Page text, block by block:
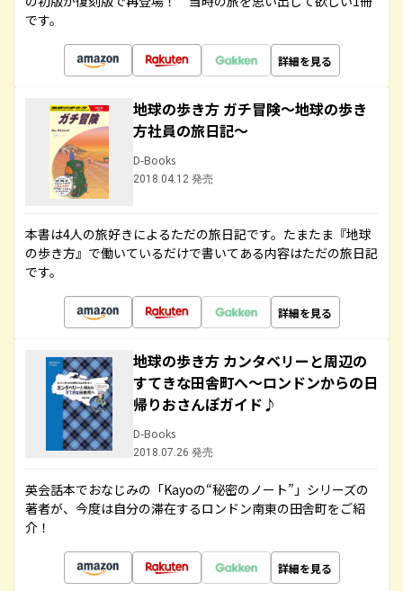
です。
詳細を見る
地球の歩き方 ガチ冒険～地球の歩き
方社員の旅日記～
D-Books
2018.04.12 発売
本書は4人の旅好きによるただの旅日記です。たまたま『地球
の歩き方』で働いているだけで書いてある内容はただの旅日記
です。
詳細を見る
地球の歩き方 カンタベリーと周辺の
すてきな田舎町へ～ロンドンからの日
帰りおさんぽガイド♪
D-Books
2018.07.26 発売
英会話本でおなじみの「Kayoの“秘密のノート”」シリーズの
著者が、今度は自分の滞在するロンドン南東の田舎町をご紹
介！
詳細を見る